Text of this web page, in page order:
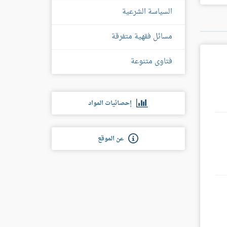
السياسة الشرعية
مسائل فقهية متفرقة
فتاوى متنوعة
إحصائيات المواد
عن الموقع